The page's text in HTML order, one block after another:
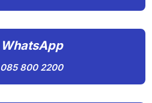
WhatsApp
085 800 2200